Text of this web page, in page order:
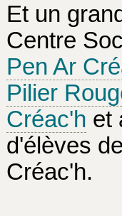
Et un
Centre
Pen Ar
Pilier
Créac'h et
d'élèves
Créac'h.